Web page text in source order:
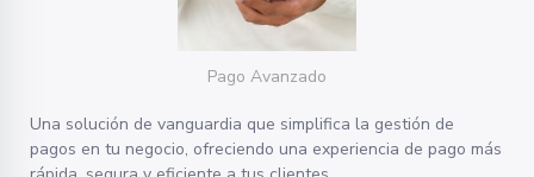
Pago Avanzado
Una solución de vanguardia que simplifica la gestión de
pagos en tu negocio, ofreciendo una experiencia de pago más